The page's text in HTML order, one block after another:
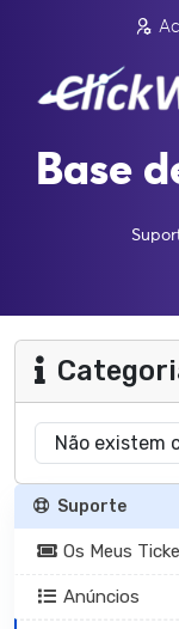
Base
Suporte
Os Meus
Anúncios